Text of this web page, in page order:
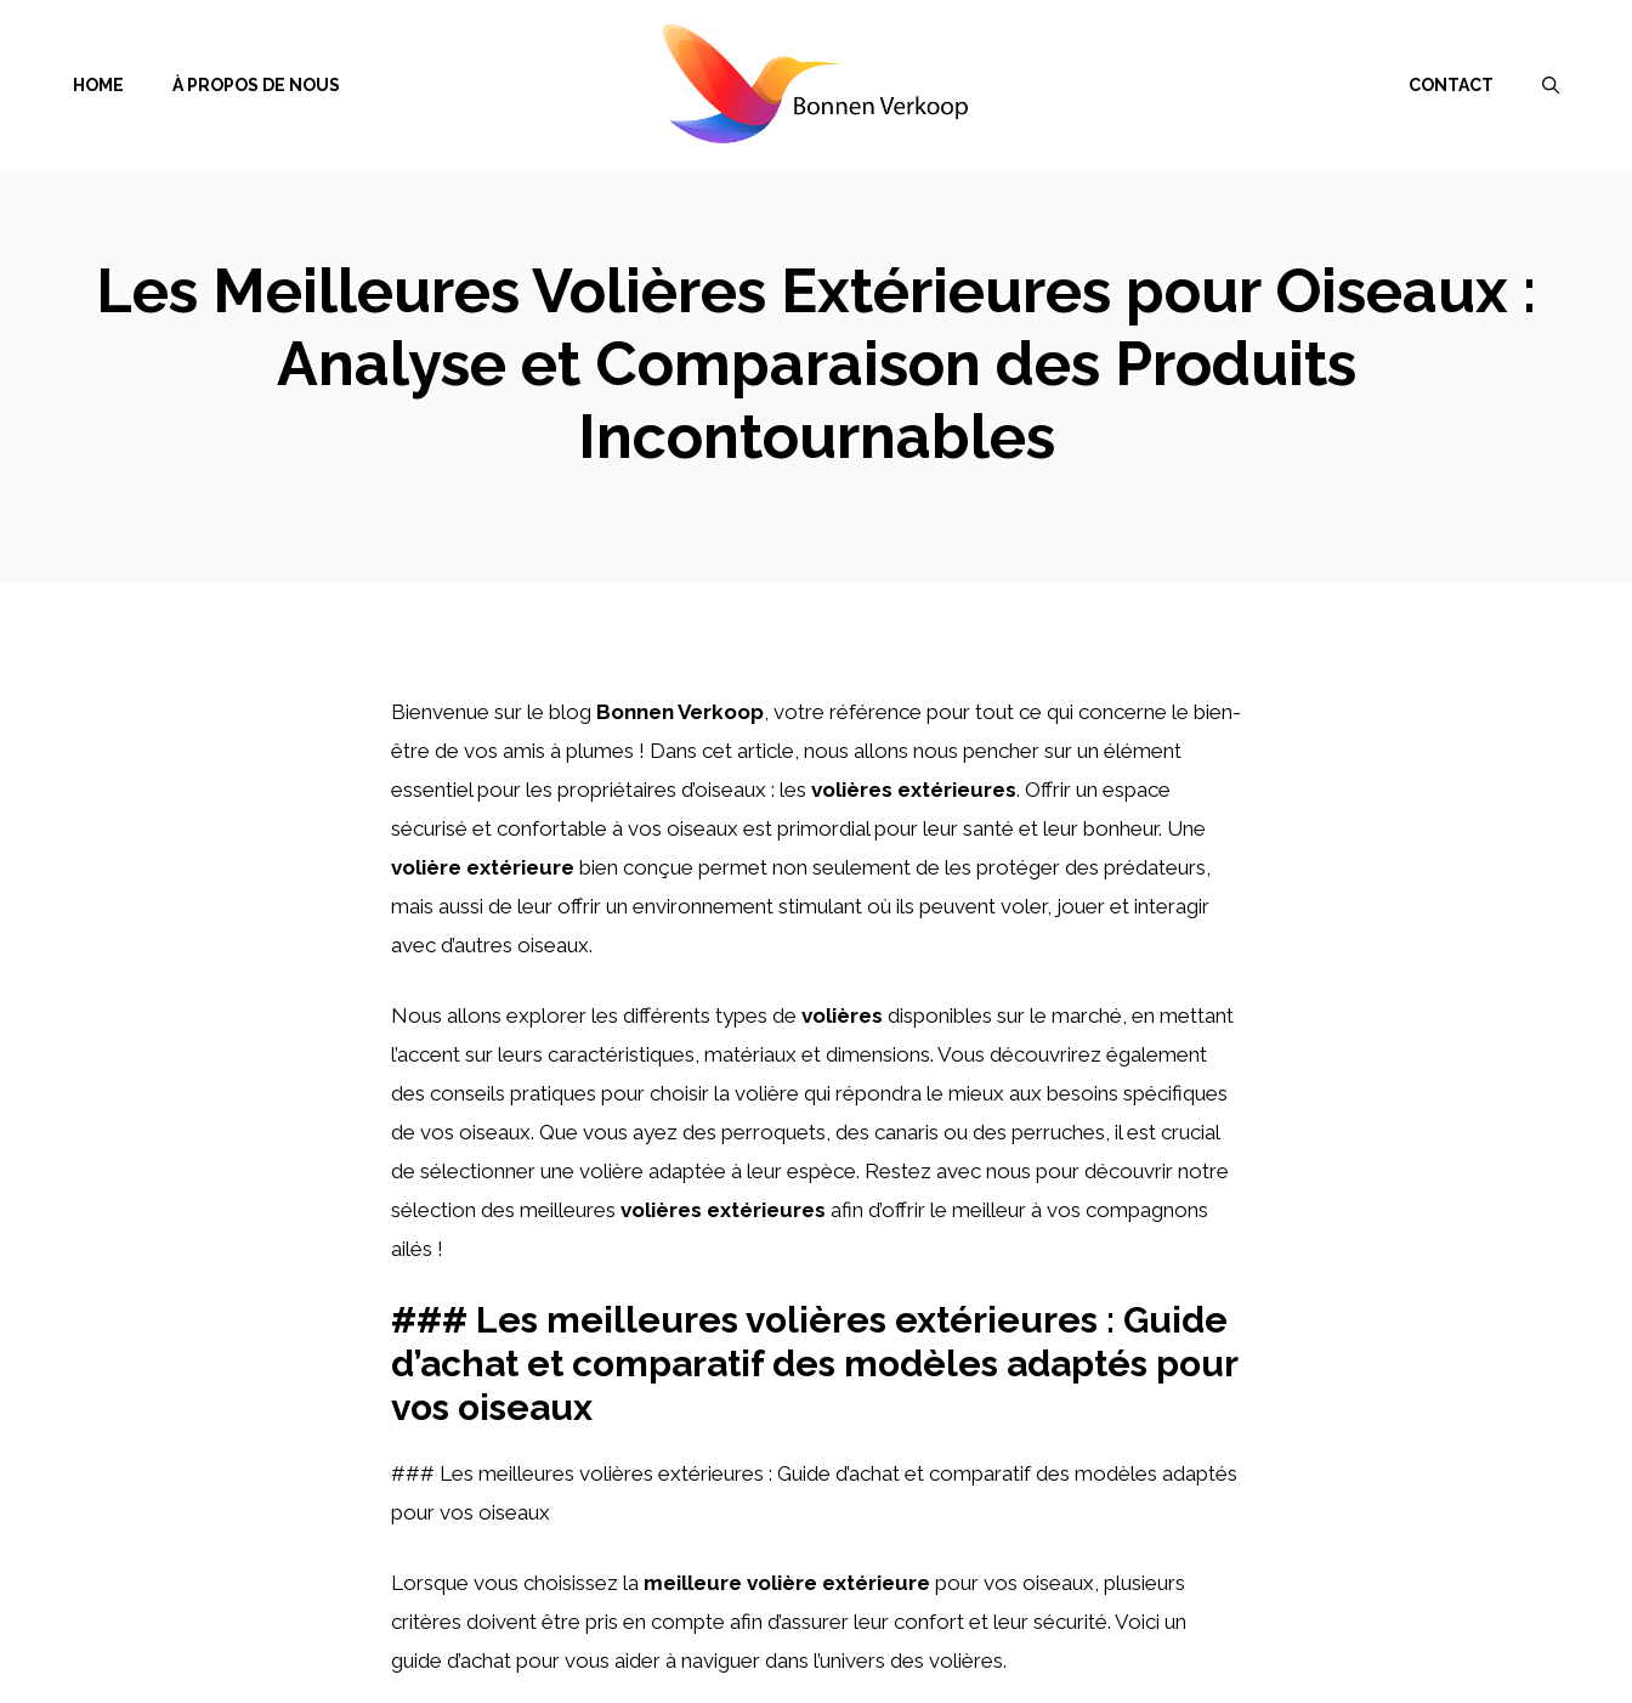
contenuHOME À PROPOS DE NOUS CONTACT
Les Meilleures Volières Extérieures pour Oiseaux :
Analyse et Comparaison des Produits
Incontournables
Bienvenue sur le blog Bonnen Verkoop, votre référence pour tout ce qui concerne le bien-
être de vos amis à plumes ! Dans cet article, nous allons nous pencher sur un élément
essentiel pour les propriétaires d’oiseaux : les volières extérieures. Offrir un espace
sécurisé et confortable à vos oiseaux est primordial pour leur santé et leur bonheur. Une
volière extérieure bien conçue permet non seulement de les protéger des prédateurs,
mais aussi de leur offrir un environnement stimulant où ils peuvent voler, jouer et interagir
avec d’autres oiseaux.
Nous allons explorer les différents types de volières disponibles sur le marché, en mettant
l’accent sur leurs caractéristiques, matériaux et dimensions. Vous découvrirez également
des conseils pratiques pour choisir la volière qui répondra le mieux aux besoins spécifiques
de vos oiseaux. Que vous ayez des perroquets, des canaris ou des perruches, il est crucial
de sélectionner une volière adaptée à leur espèce. Restez avec nous pour découvrir notre
sélection des meilleures volières extérieures afin d’offrir le meilleur à vos compagnons
ailés !
### Les meilleures volières extérieures : Guide
d’achat et comparatif des modèles adaptés pour
vos oiseaux
### Les meilleures volières extérieures : Guide d’achat et comparatif des modèles adaptés
pour vos oiseaux
Lorsque vous choisissez la meilleure volière extérieure pour vos oiseaux, plusieurs
critères doivent être pris en compte afin d’assurer leur confort et leur sécurité. Voici un
guide d’achat pour vous aider à naviguer dans l’univers des volières.